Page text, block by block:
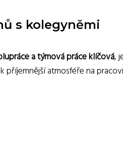
s kolegyněmi
a týmová práce klíčová,
atmosféře na